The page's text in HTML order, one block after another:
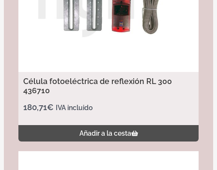
Célula fotoeléctrica de reflexión RL 300
436710
180,71€ IVA incluido
Añadir a la cesta